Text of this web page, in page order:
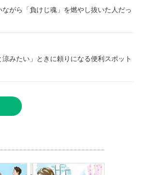
がら「負けじ魂」を燃やし抜いた人だっ
みたい」ときに頼りになる便利スポット